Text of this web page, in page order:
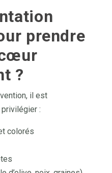
prendre
?
il est
:
colorés